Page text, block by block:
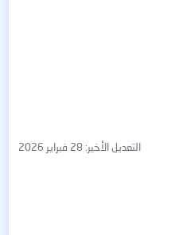
التعديل الأخير: 28 فبراير 2026